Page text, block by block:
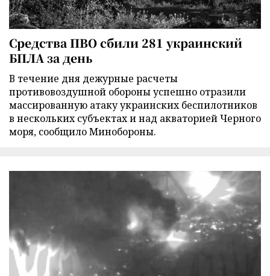
Средства ПВО сбили 281 украинский
БПЛА за день
В течение дня дежурные расчеты
противовоздушной обороны успешно отразили
массированную атаку украинских беспилотников
в нескольких субъектах и над акваторией Черного
моря, сообщило Минобороны.